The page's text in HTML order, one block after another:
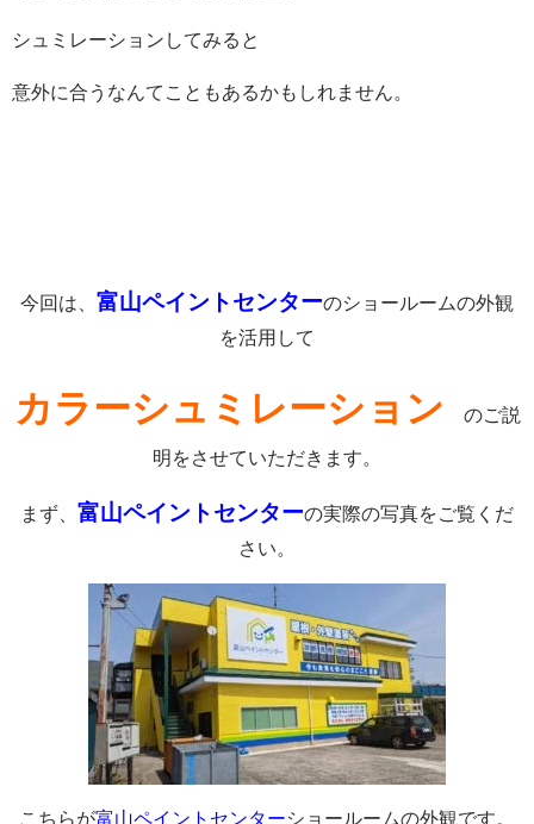
シュミレーションしてみると
意外に合うなんてこともあるかもしれません。
今回は、 富山ペイントセンターのショールームの外観
を活用して
カラーシュミレーション
のご説
明をさせていただきます。
まず、 富山ペイントセンターの実際の写真をご覧くだ
さい。
こちらが富山ペイントセンターショールームの外観です。